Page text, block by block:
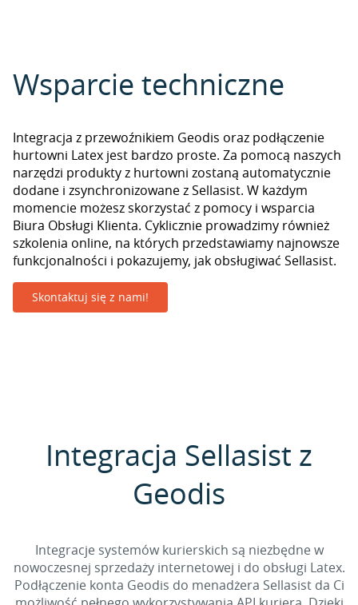
Wsparcie techniczne
Integracja z przewoźnikiem Geodis oraz podłączenie
hurtowni Latex jest bardzo proste. Za pomocą naszych
narzędzi produkty z hurtowni zostaną automatycznie
dodane i zsynchronizowane z Sellasist. W każdym
momencie możesz skorzystać z pomocy i wsparcia
Biura Obsługi Klienta. Cyklicznie prowadzimy również
szkolenia online, na których przedstawiamy najnowsze
funkcjonalności i pokazujemy, jak obsługiwać Sellasist.
Skontaktuj się z nami!
Integracja Sellasist z
Geodis
Integracje systemów kurierskich są niezbędne w
nowoczesnej sprzedaży internetowej i do obsługi Latex.
Podłączenie konta Geodis do menadżera Sellasist da Ci